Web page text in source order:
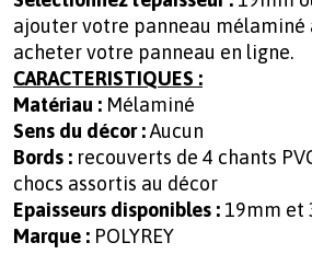
ajouter votre panneau mélaminé
acheter votre panneau en ligne.
CARACTERISTIQUES :
Matériau : Mélaminé
Sens du décor :Aucun
Bords : recouverts de 4 chants
chocs assortis au décor
Epaisseurs disponibles : 19mm et
Marque : POLYREY